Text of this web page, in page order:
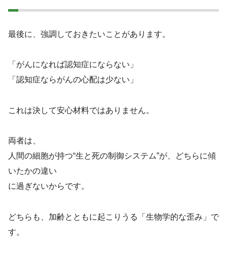
最後に、強調しておきたいことがあります。
「がんになれば認知症にならない」
「認知症ならがんの心配は少ない」
これは決して安心材料ではありません。
両者は、
人間の細胞が持つ“生と死の制御システム”が、どちらに傾
いたかの違い
に過ぎないからです。
どちらも、加齢とともに起こりうる「生物学的な歪み」で
す。